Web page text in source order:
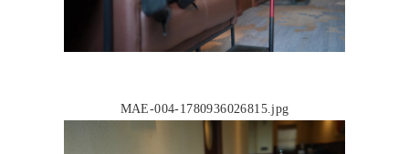
MAE-004-1780936026815.jpg